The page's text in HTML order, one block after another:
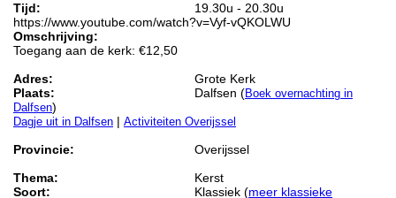
Tijd:
19.30u - 20.30u
https://www.youtube.com/watch?v=Vyf-vQKOLWU
Omschrijving:
Toegang aan de kerk: €12,50
Adres:
Grote Kerk
Plaats:
Dalfsen (Boek overnachting in
Dalfsen)
Dagje uit in Dalfsen | Activiteiten Overijssel
Provincie:
Overijssel
Thema:
Kerst
Soort:
Klassiek (meer klassieke